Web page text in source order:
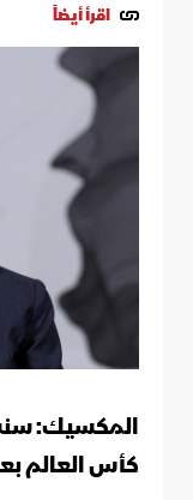
اقرأ أيضاً
المكسيك:
كأس العالم